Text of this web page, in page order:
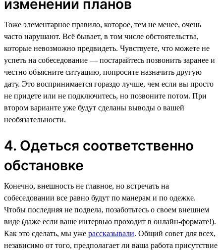
изменении планов
Тоже элементарное правило, которое, тем не менее, очень
часто нарушают. Всё бывает, в том числе обстоятельства,
которые невозможно предвидеть. Чувствуете, что можете не
успеть на собеседование — постарайтесь позвонить заранее и
честно объясните ситуацию, попросите назначить другую
дату. Это воспринимается гораздо лучше, чем если вы просто
не придете или не подключитесь, но позвоните потом. При
втором варианте уже будут сделаны выводы о вашей
необязательности.
4. Одеться соответственно
обстановке
Конечно, внешность не главное, но встречать на
собеседовании все равно будут по манерам и по одежке.
Чтобы последняя не подвела, позаботьтесь о своем внешнем
виде (даже если ваше интервью проходит в онлайн-формате!).
Как это сделать, мы уже рассказывали. Общий совет для всех,
независимо от того, предполагает ли ваша работа присутствие